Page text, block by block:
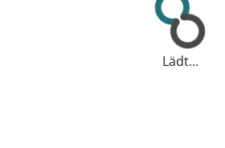
Lädt...